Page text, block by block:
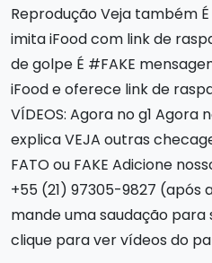
Reprodução Veja também
imita iFood com link de
de golpe É #FAKE
iFood e oferece link de
VÍDEOS: Agora no g1 Agora
explica VEJA outras
FATO ou FAKE Adicione
+55 (21) 97305-9827 (após
mande uma saudação
clique para ver vídeos do